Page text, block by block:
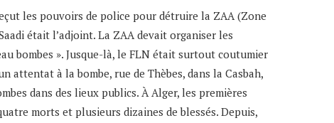
les pouvoirs de police pour détruire la ZAA (Zone
était l’adjoint. La ZAA devait organiser les
bombes ». Jusque-là, le FLN était surtout coutumier
attentat à la bombe, rue de Thèbes, dans la Casbah,
dans des lieux publics. À Alger, les premières
morts et plusieurs dizaines de blessés. Depuis,